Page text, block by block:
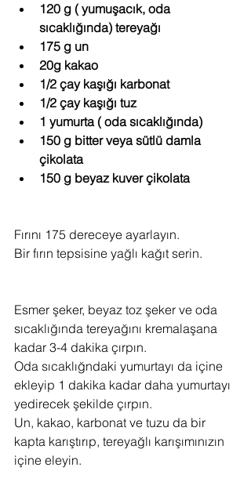
120 g ( yumuşacık, oda
sıcaklığında) tereyağı
175 g un
20g kakao
1/2 çay kaşığı karbonat
1/2 çay kaşığı tuz
1 yumurta ( oda sıcaklığında)
150 g bitter veya sütlü damla
çikolata
150 g beyaz kuver çikolata
Fırını 175 dereceye ayarlayın.
Bir fırın tepsisine yağlı kağıt serin.
Esmer şeker, beyaz toz şeker ve oda
sıcaklığında tereyağını kremalaşana
kadar 3-4 dakika çırpın.
Oda sıcaklığndaki yumurtayı da içine
ekleyip 1 dakika kadar daha yumurtayı
yedirecek şekilde çırpın.
Un, kakao, karbonat ve tuzu da bir
kapta karıştırıp, tereyağlı karışımınızın
içine eleyin.